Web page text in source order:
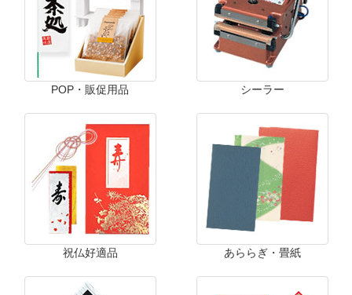
POP・販促用品 シーラー
祝仏好適品 あららぎ・畳紙